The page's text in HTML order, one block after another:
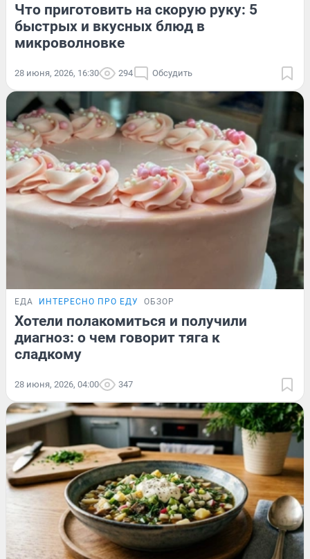
Что приготовить на скорую руку: 5
быстрых и вкусных блюд в
микроволновке
28 июня, 2026, 16:30 294 Обсудить
ЕДА ИНТЕРЕСНО ПРО ЕДУ ОБЗОР
Хотели полакомиться и получили
диагноз: о чем говорит тяга к
сладкому
28 июня, 2026, 04:00 347